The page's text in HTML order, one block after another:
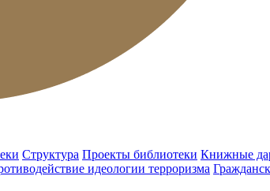
Структура Проекты библиотеки Книжные
идеологии терроризма